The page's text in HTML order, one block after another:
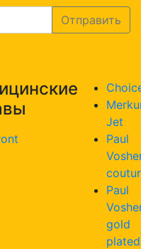
Jet
Paul
Paul
gold
plated